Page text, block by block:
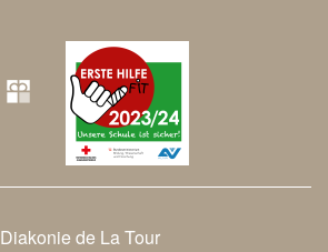
Diakonie de La Tour